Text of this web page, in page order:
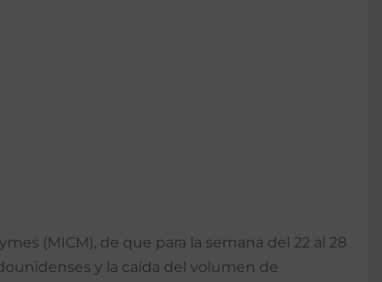
(MICM), de que para la semana del 22 al 28
y la caída del volumen de